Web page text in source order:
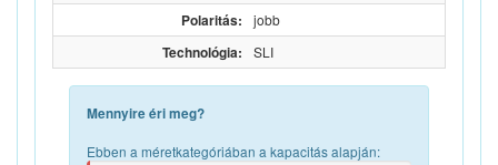
Polaritás: jobb
Technológia: SLI
Mennyire éri meg?
Ebben a méretkategóriában a kapacitás alapján: